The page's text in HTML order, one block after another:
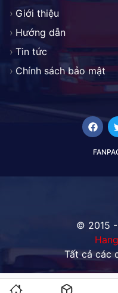
Giới thiệu
Hướng dẫn
Tin tức
Chính sách bảo mật
© 2015
Tất cả các